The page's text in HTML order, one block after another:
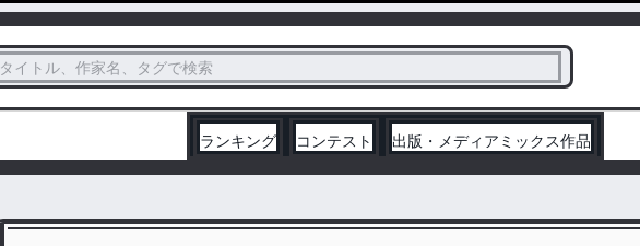
タイトル、作家名、タグで検索
ランキング コンテスト 出版・メディアミックス作品